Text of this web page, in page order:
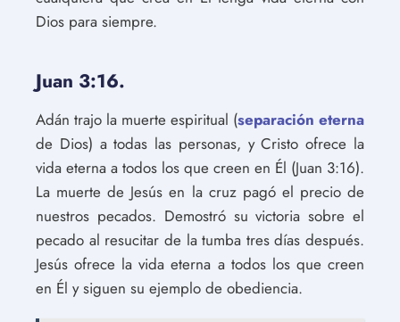
Dios para siempre.
Juan 3:16.
Adán trajo la muerte espiritual (separación eterna
de Dios) a todas las personas, y Cristo ofrece la
vida eterna a todos los que creen en Él (Juan 3:16).
La muerte de Jesús en la cruz pagó el precio de
nuestros pecados. Demostró su victoria sobre el
pecado al resucitar de la tumba tres días después.
Jesús ofrece la vida eterna a todos los que creen
en Él y siguen su ejemplo de obediencia.